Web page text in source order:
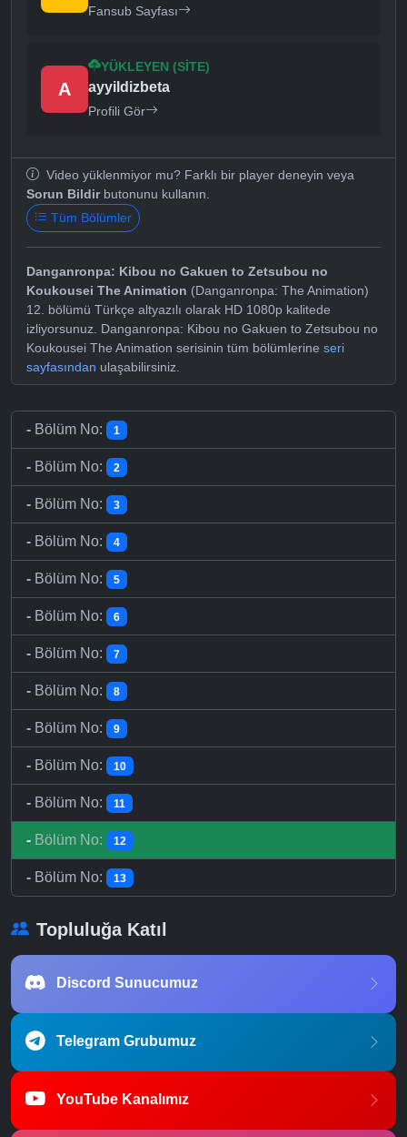
Fansub Sayfası
A
YÜKLEYEN (SITE)
ayyildizbeta
Profili Gör
Video yüklenmiyor mu? Farklı bir player deneyin veya
Sorun Bildirbutonunu kullanın.
Tüm Bölümler
Danganronpa: Kibou no Gakuen to Zetsubou no
Koukousei The Animation (Danganronpa: The Animation)
12. bölümü Türkçe altyazılı olarak HD 1080p kalitede
izliyorsunuz. Danganronpa: Kibou no Gakuen to Zetsubou no
Koukousei The Animation serisinin tüm bölümlerine seri
sayfasından ulaşabilirsiniz.
- Bölüm No: 1
- Bölüm No: 2
- Bölüm No: 3
- Bölüm No: 4
- Bölüm No: 5
- Bölüm No: 6
- Bölüm No: 7
- Bölüm No: 8
- Bölüm No: 9
- Bölüm No: 10
- Bölüm No: 11
- Bölüm No: 12
- Bölüm No: 13
Topluluğa Katıl
Discord Sunucumuz
Telegram Grubumuz
YouTube Kanalımız